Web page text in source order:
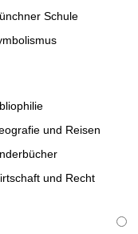
Schule
und Reisen
und Recht